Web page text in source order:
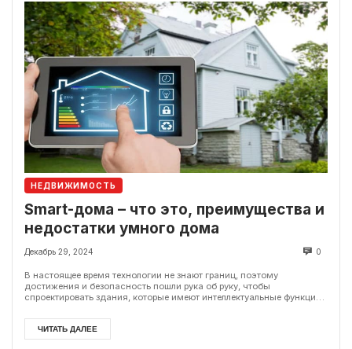
НЕДВИЖИМОСТЬ
Smart-дома – что это, преимущества и
недостатки умного дома
Декабрь 29, 2024 0
В настоящее время технологии не знают границ, поэтому
достижения и безопасность пошли рука об руку, чтобы
спроектировать здания, которые имеют интеллектуальные функции,
ЧИТАТЬ ДАЛЕЕ